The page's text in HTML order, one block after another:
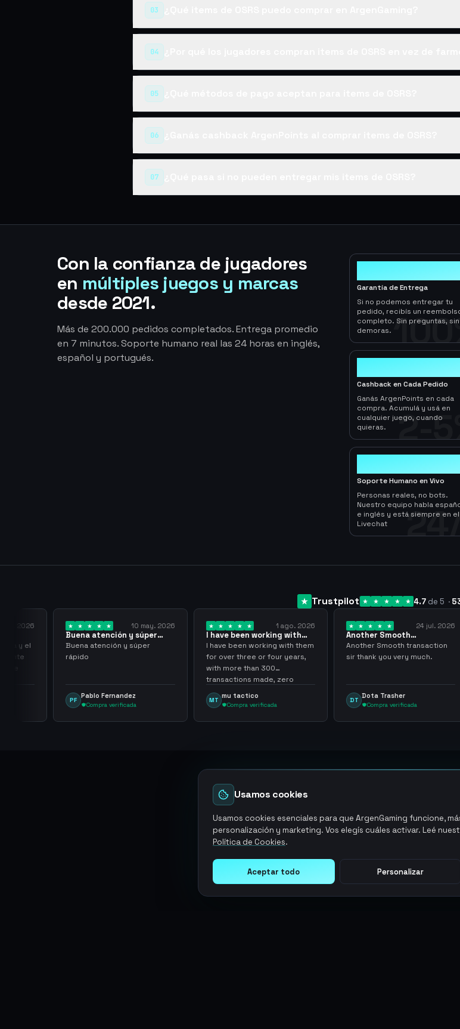
03
04
05
06
07
Con la confianza de jugadores
en múltiples juegos y marcas
desde 2021.
Más de 200.000 pedidos completados. Entrega promedio
en 7 minutos. Soporte humano real las 24 horas en inglés,
español y portugués.
Garantía de Entrega
Si no podemos entregar tu
pedido, recibís un
completo. Sin preguntas, sin
demoras.
2-
Cashback en Cada Pedido
Ganás ArgenPoints en cada
compra. Acumulá y usá en
cualquier juego, cuando
quieras.
Soporte Humano en Vivo
Personas reales, no bots.
Nuestro equipo habla
e inglés y está siempre en el
Livechat
Trustpilot 4.7 de 5 ·
1 ago. 2026
I have been working with
them for over… 3 years
I have been working with them
for over three or four years,
with more than 300
transactions made, zero
problems, highly recommend
them.
MT
mu tactico
Compra verificada
24 jul. 2026
Another Smooth
transaction sir thank…
Another Smooth transaction
sir thank you very much.
DT
Dota Trasher
Compra verificada
2026
y el
10 may. 2026
Buena atención y súper
rápido
Buena atención y súper
rápido
PF
Pablo Fernandez
Compra verificada
Usamos cookies
Usamos cookies esenciales para que ArgenGaming funcione,
personalización y marketing. Vos elegís cuáles activar. Leé
Política de Cookies.
Aceptar todo Personalizar